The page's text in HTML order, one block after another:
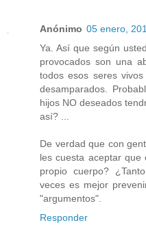
Anónimo 05 enero,
Ya. Así que según
provocados son una
todos esos seres
desamparados.
hijos NO deseados
así? ...
De verdad que con
les cuesta aceptar
propio cuerpo?
veces es mejor
"argumentos".
Responder